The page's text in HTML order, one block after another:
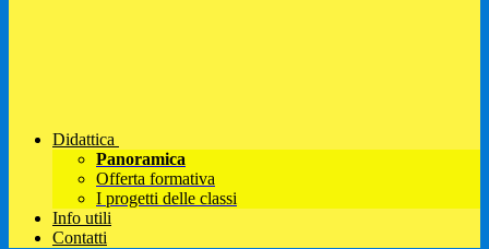
Didattica
Panoramica
Offerta formativa
I progetti delle classi
Info utili
Contatti